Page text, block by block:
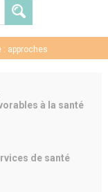
: approches
à la santé
de santé